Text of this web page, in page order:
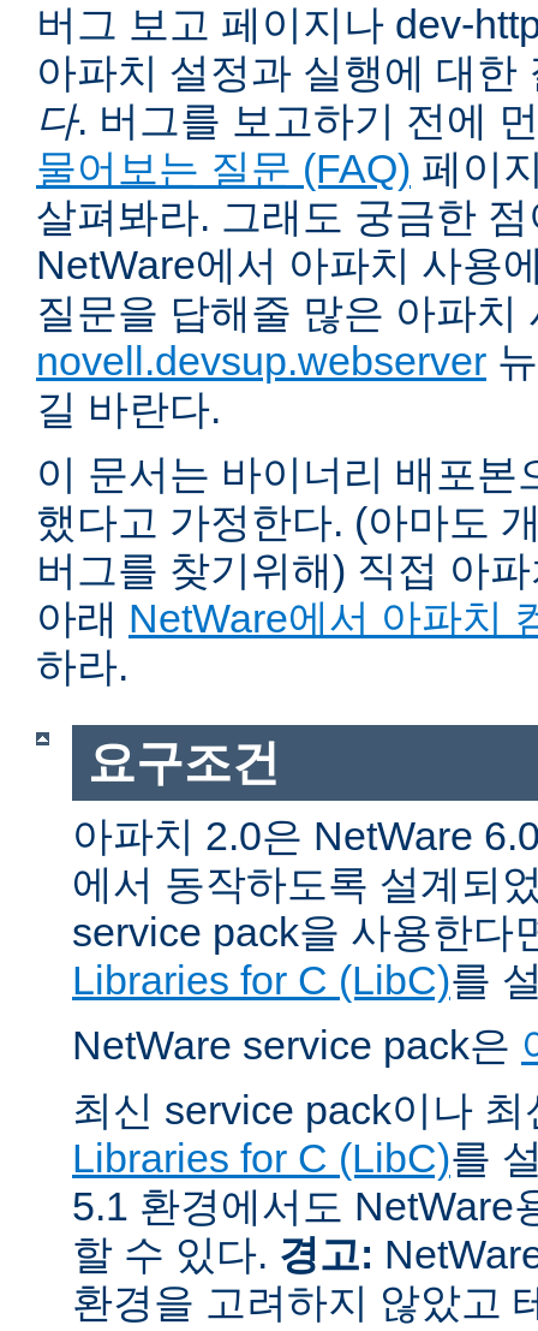
버그 보고 페이지나 dev-
아파치 설정과 실행에 대
다. 버그를 보고하기 전에
물어보는 질문 (FAQ) 페이
살펴봐라. 그래도 궁금한
NetWare에서 아파치 사용
질문을 답해줄 많은 아파치
novell.devsup.webserver
길 바란다.
이 문서는 바이너리 배포본
했다고 가정한다. (아마도
버그를 찾기위해) 직접 아
아래 NetWare에서 아파치
하라.
요구조건
아파치 2.0은 NetWare
에서 동작하도록 설계되
service pack을 사용한다
Libraries for C (LibC)를
NetWare service pack은
최신 service pack이나
Libraries for C (LibC)를
5.1 환경에서도 NetWare
할 수 있다. 경고:
환경을 고려하지 않았고